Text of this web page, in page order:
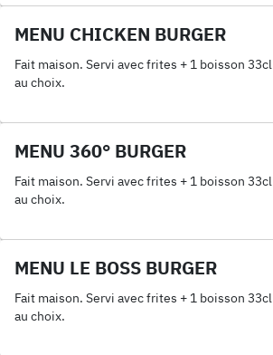
MENU CHICKEN BURGER
Fait maison. Servi avec frites + 1 boisson 33cl
au choix.
MENU 360° BURGER
Fait maison. Servi avec frites + 1 boisson 33cl
au choix.
MENU LE BOSS BURGER
Fait maison. Servi avec frites + 1 boisson 33cl
au choix.